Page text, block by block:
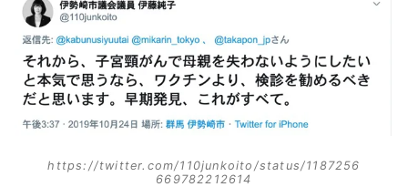
https://twitter.com/110junkoito/status/1187256
669782212614
最新医療トピックス
新着ブログ記事
取材協力
アクセス・地図
当院のポリシー
内科 皮膚科
電話でのお問いあわせ
一般診療
木・日・祝は休診
美容診療
日・祝はお休みです